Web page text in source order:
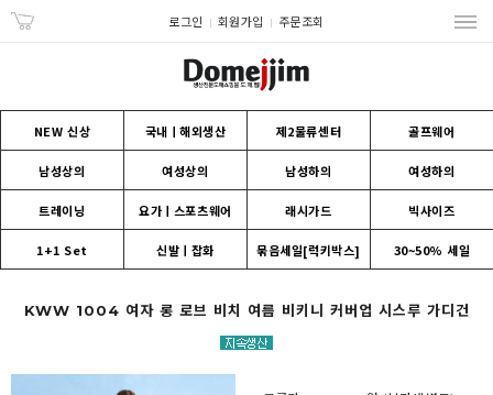
로그인 회원가입 주문조회
NEW 신상 국내ㅣ해외생산 제2물류센터 골프웨어
남성상의 여성상의 남성하의 여성하의
트레이닝 요가ㅣ스포츠웨어 래시가드 빅사이즈
1+1 Set 신발ㅣ잡화 묶음세일[럭키박스] 30~50% 세일
KWW 1004 여자 롱 로브 비치 여름 비키니 커버업 시스루 가디건